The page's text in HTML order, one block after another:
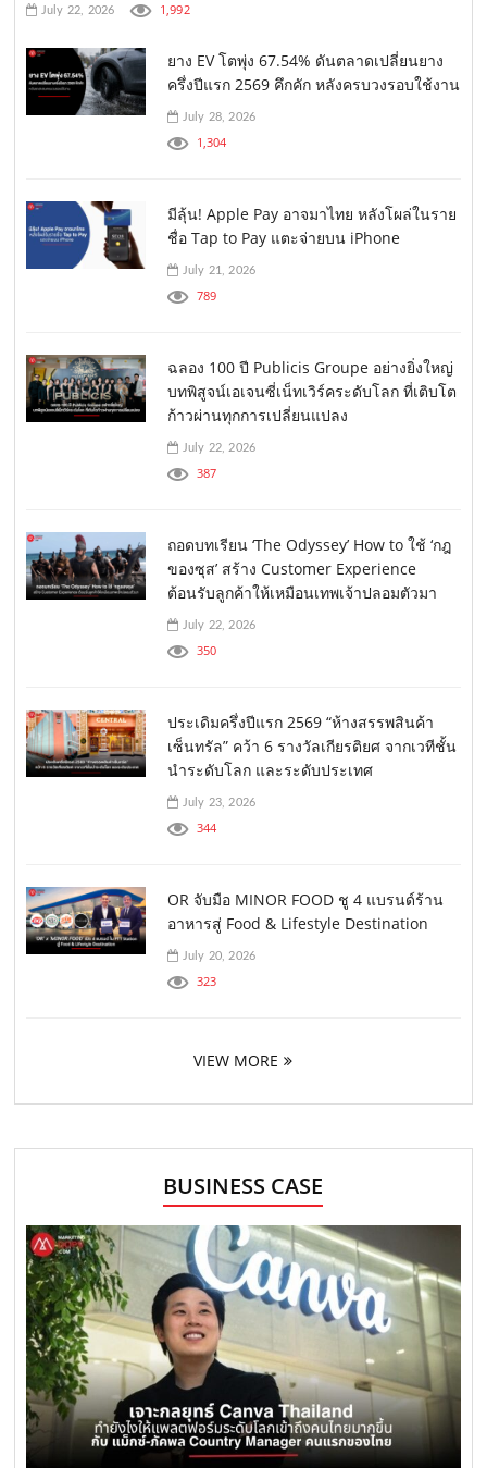
July 22, 2026 1,992
ยาง EV โตพุ่ง 67.54% ดันตลาดเปลี่ยนยาง
ครึ่งปีแรก 2569 คึกคัก หลังครบวงรอบใช้งาน
July 28, 2026
1,304
มีลุ้น! Apple Pay อาจมาไทย หลังโผล่ในราย
ชื่อ Tap to Pay แตะจ่ายบน iPhone
July 21, 2026
789
ฉลอง 100 ปี Publicis Groupe อย่างยิ่งใหญ่
บทพิสูจน์เอเจนซี่เน็ทเวิร์คระดับโลก ที่เติบโต
ก้าวผ่านทุกการเปลี่ยนแปลง
July 22, 2026
387
ถอดบทเรียน ‘The Odyssey’ How to ใช้ ‘กฎ
ของซุส’ สร้าง Customer Experience
ต้อนรับลูกค้าให้เหมือนเทพเจ้าปลอมตัวมา
July 22, 2026
350
ประเดิมครึ่งปีแรก 2569 “ห้างสรรพสินค้า
เซ็นทรัล” คว้า 6 รางวัลเกียรติยศ จากเวทีชั้น
นำระดับโลก และระดับประเทศ
July 23, 2026
344
OR จับมือ MINOR FOOD ชู 4 แบรนด์ร้าน
อาหารสู่ Food & Lifestyle Destination
July 20, 2026
323
VIEW MORE
BUSINESS CASE